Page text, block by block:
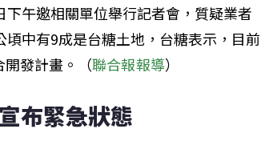
午邀相關單位舉行記者會，質疑業者
中有9成是台糖土地，台糖表示，目前
開發計畫。（聯合報報導）
布緊急狀態